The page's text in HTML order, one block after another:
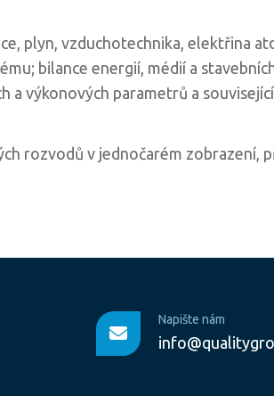
plyn, vzduchotechnika, elektřina
bilance energií, médií a
a výkonových parametrů a
rozvodů v jednočarém zobrazení,
Napište nám